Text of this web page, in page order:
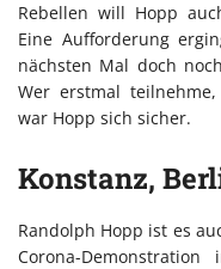
Rebellen will Hopp
Eine Aufforderung
nächsten Mal doch
Wer erstmal
war Hopp sich sicher.
Konstanz,
Randolph Hopp ist es
Corona-